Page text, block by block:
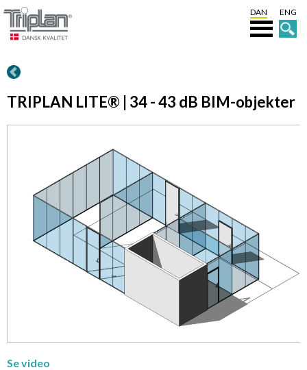
DAN ENG
TRIPLAN LITE® | 34 - 43 dB BIM-objekter
Sevideo